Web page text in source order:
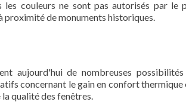
couleurs ne sont pas autorisés par le
proximité de monuments historiques.
aujourd'hui de nombreuses
concernant le gain en confort thermique
qualité des fenêtres.